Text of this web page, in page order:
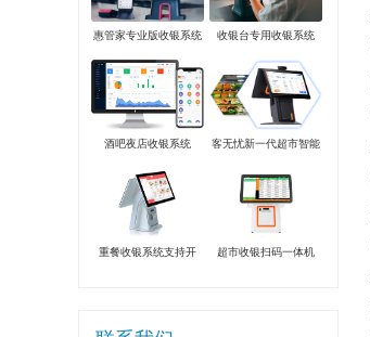
惠管家专业版收银系统 收银台专用收银系统
酒吧夜店收银系统
客无忧新一代超市智能
重餐收银系统支持开
超市收银扫码一体机